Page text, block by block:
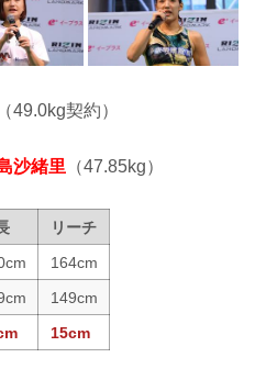
49.0kg契約）
沙緒里 （47.85kg）
リーチ
164cm
149cm
15cm